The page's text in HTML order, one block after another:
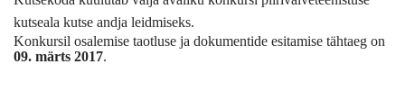
kutseala kutse andja leidmiseks.
Konkursil osalemise taotluse ja dokumentide esitamise tähtaeg on
09. märts 2017.